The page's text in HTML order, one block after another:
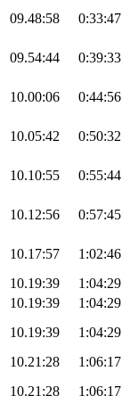
09.48:58 0:33:47
09.54:44 0:39:33
10.00:06 0:44:56
10.05:42 0:50:32
10.10:55 0:55:44
10.12:56 0:57:45
10.17:57 1:02:46
10.19:39 1:04:29
10.19:39
1:04:29
10.19:39
1:04:29
10.21:28 1:06:17
10.21:28
1:06:17